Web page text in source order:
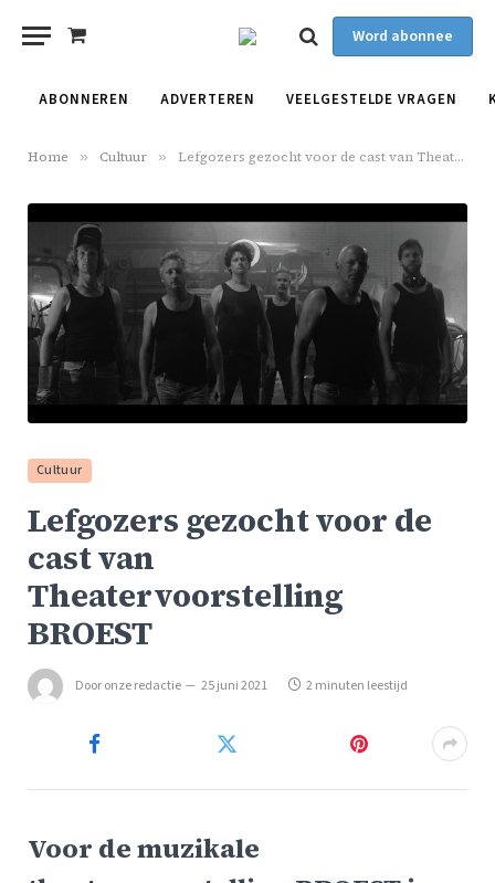
Shopping
Word abonnee
ABONNEREN ADVERTEREN VEELGESTELDE VRAGEN
Home » Cultuur » Lefgozers gezocht voor de cast van Theatervoorstelling BROEST
Cultuur
Lefgozers gezocht voor de
cast van
Theatervoorstelling
BROEST
Dooronze redactie 25 juni 2021 2 minuten leestijd
Voor de muzikale